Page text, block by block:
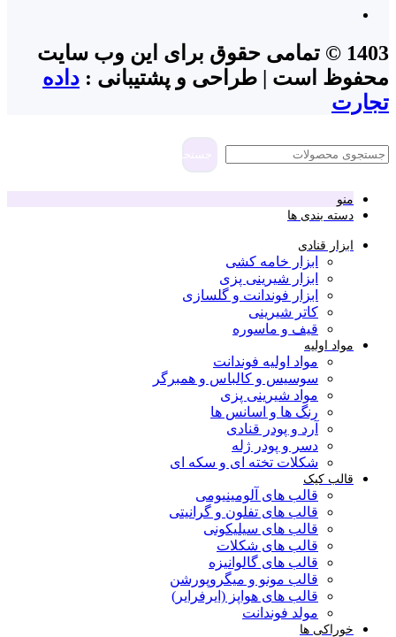
1403 © تمامی حقوق برای این وب سایت
محفوظ است | طراحی و پشتیبانی : داده
تجارت
منو
دسته بندی ها
ابزار قنادی
ابزار خامه کشی
ابزار شیرینی پزی
ابزار فوندانت و گلسازی
کاتر شیرینی
قیف و ماسوره
مواد اولیه
مواد اولیه فوندانت
سوسیس و کالباس و همبرگر
مواد شیرینی پزی
رنگ ها و اسانس ها
آرد و پودر قنادی
دسر و پودر ژله
شکلات تخته ای و سکه ای
قالب کیک
قالب های آلومینیومی
قالب های تفلون و گرانیتی
قالب های سیلیکونی
قالب های شکلات
قالب های گالوانیزه
قالب مونو و میگروپورشن
قالب های هواپز (ایرفرایر)
مولد فوندانت
خوراکی ها